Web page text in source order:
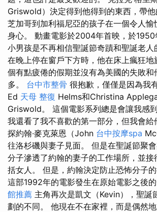
Griswold）決定得到他得到的東西，帶
芝加哥到加利福尼亞的孩子在一個令人愉
身心。 動畫電影於2004年首映，於1950
小男孩是不再相信聖誕節奇蹟和聖誕老
在晚上停在窗戶下方時，他在床上瘋狂地
個有點疲倦的假期並沒有為美國的失敗和
多。 台中市整骨 很抱歉，僅僅是因為我
Ed 天母 整復 Helms和Christina
Griswold。 這個電影系列總是會讓我感
我還看了我不喜歡的第一部分，但我會
探約翰·麥克萊恩（John 台中按摩spa
往洛杉磯與妻子見面。 但是在聖誕節聚
分子滲透了約翰的妻子的工作場所，並
括女人。 但是，約翰決定防止恐怖分子的
這部1992年的電影發生在原始電影之後的
館推薦 主角再次是凱文（Kevin），聖誕
劃的不同。 他現在不在家裡，而是偶然